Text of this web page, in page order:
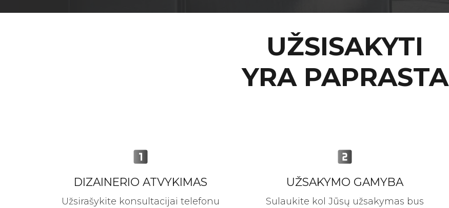
UŽSISAKYTI
YRA PAPRASTA
looks_one
DIZAINERIO ATVYKIMAS
Užsirašykite konsultacijai telefonu
looks_two
UŽSAKYMO GAMYBA
Sulaukite kol Jūsų užsakymas bus